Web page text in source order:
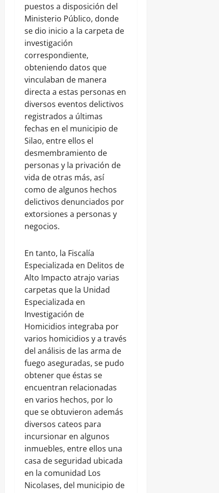
puestos a disposición del
Ministerio Público, donde
se dio inicio a la carpeta de
investigación
correspondiente,
obteniendo datos que
vinculaban de manera
directa a estas personas en
diversos eventos delictivos
registrados a últimas
fechas en el municipio de
Silao, entre ellos el
desmembramiento de
personas y la privación de
vida de otras más, así
como de algunos hechos
delictivos denunciados por
extorsiones a personas y
negocios.
En tanto, la Fiscalía
Especializada en Delitos de
Alto Impacto atrajo varias
carpetas que la Unidad
Especializada en
Investigación de
Homicidios integraba por
varios homicidios y a través
del análisis de las arma de
fuego aseguradas, se pudo
obtener que éstas se
encuentran relacionadas
en varios hechos, por lo
que se obtuvieron además
diversos cateos para
incursionar en algunos
inmuebles, entre ellos una
casa de seguridad ubicada
en la comunidad Los
Nicolases, del municipio de